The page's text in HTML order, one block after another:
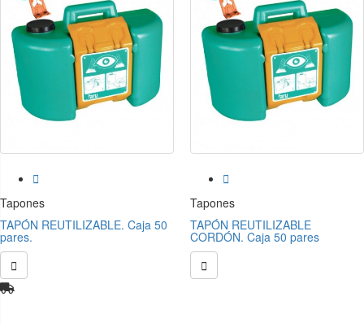

Tapones
TAPÓN REUTILIZABLE. Caja 50
pares.


Tapones
TAPÓN REUTILIZABLE
CORDÓN. Caja 50 pares
